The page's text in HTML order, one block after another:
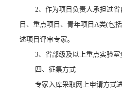
2、作为项目负责人承担过
目、重点项目、青年项目A类(包
述项目评审专家。
3、省部级及以上重点实验室
四、征集方式
专家入库采取网上申请方式